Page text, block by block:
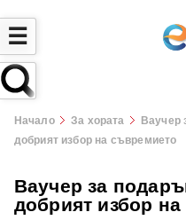
☰
Начало За хората
Ваучер
добрият избор на съвремието
Ваучер за
добрият избор